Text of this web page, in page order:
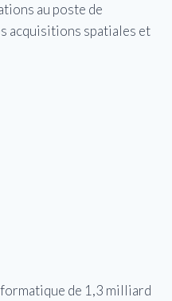
au poste de
acquisitions spatiales et
de 1,3 milliard